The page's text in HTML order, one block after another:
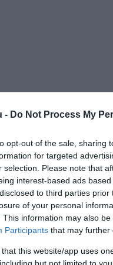
- Do Not Process My
opt-out of the sale, sharing
for targeted
selection. Please note that
interest-based ads
to third parties
of your personal
This information may also
Participants that may further
that this website/app uses
but not limited to
a
az
forrásként a Google